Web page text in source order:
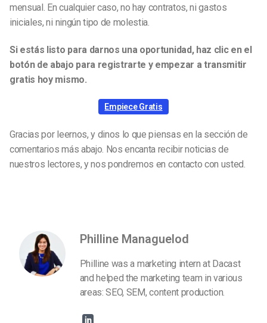
mensual. En cualquier caso, no hay contratos, ni gastos
iniciales, ni ningún tipo de molestia.
Si estás listo para darnos una oportunidad, haz clic en el
botón de abajo para registrarte y empezar a transmitir
gratis hoy mismo.
Empiece Gratis
Gracias por leernos, y dinos lo que piensas en la sección de
comentarios más abajo. Nos encanta recibir noticias de
nuestros lectores, y nos pondremos en contacto con usted.
Philline Managuelod
Philline was a marketing intern at Dacast
and helped the marketing team in various
areas: SEO, SEM, content production.